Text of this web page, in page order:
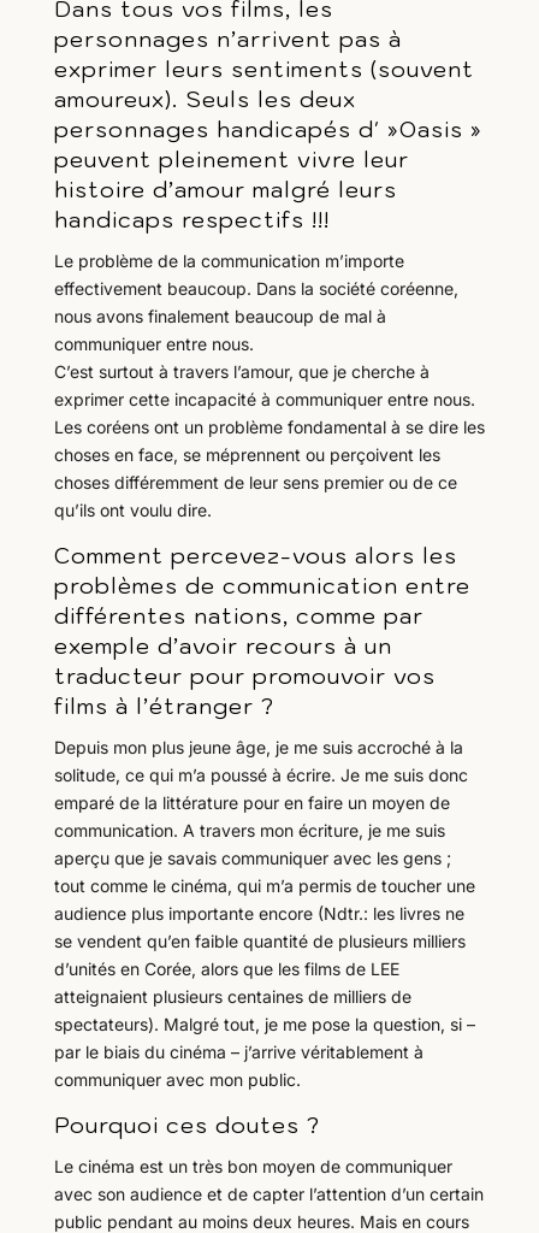
Dans tous vos films, les
personnages n’arrivent pas à
exprimer leurs sentiments (souvent
amoureux). Seuls les deux
personnages handicapés d' »Oasis »
peuvent pleinement vivre leur
histoire d’amour malgré leurs
handicaps respectifs !!!
Le problème de la communication m’importe
effectivement beaucoup. Dans la société coréenne,
nous avons finalement beaucoup de mal à
communiquer entre nous.
C’est surtout à travers l’amour, que je cherche à
exprimer cette incapacité à communiquer entre nous.
Les coréens ont un problème fondamental à se dire les
choses en face, se méprennent ou perçoivent les
choses différemment de leur sens premier ou de ce
qu’ils ont voulu dire.
Comment percevez-vous alors les
problèmes de communication entre
différentes nations, comme par
exemple d’avoir recours à un
traducteur pour promouvoir vos
films à l’étranger ?
Depuis mon plus jeune âge, je me suis accroché à la
solitude, ce qui m’a poussé à écrire. Je me suis donc
emparé de la littérature pour en faire un moyen de
communication. A travers mon écriture, je me suis
aperçu que je savais communiquer avec les gens ;
tout comme le cinéma, qui m’a permis de toucher une
audience plus importante encore (Ndtr.: les livres ne
se vendent qu’en faible quantité de plusieurs milliers
d’unités en Corée, alors que les films de LEE
atteignaient plusieurs centaines de milliers de
spectateurs). Malgré tout, je me pose la question, si –
par le biais du cinéma – j’arrive véritablement à
communiquer avec mon public.
Pourquoi ces doutes ?
Le cinéma est un très bon moyen de communiquer
avec son audience et de capter l’attention d’un certain
public pendant au moins deux heures. Mais en cours